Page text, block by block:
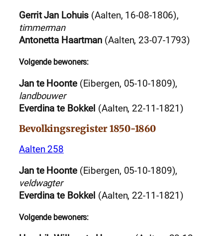
Gerrit Jan Lohuis (Aalten, 16-08-1806),
timmerman
Antonetta Haartman (Aalten, 23-07-1793)
Volgende bewoners:
Jan te Hoonte(Eibergen, 05-10-1809),
landbouwer
Everdina te Bokkel (Aalten, 22-11-1821)
Bevolkingsregister 1850-1860
Aalten 258
Jan te Hoonte(Eibergen, 05-10-1809),
veldwagter
Everdina te Bokkel (Aalten, 22-11-1821)
Volgende bewoners: